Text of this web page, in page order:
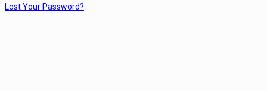
Lost Your Password?